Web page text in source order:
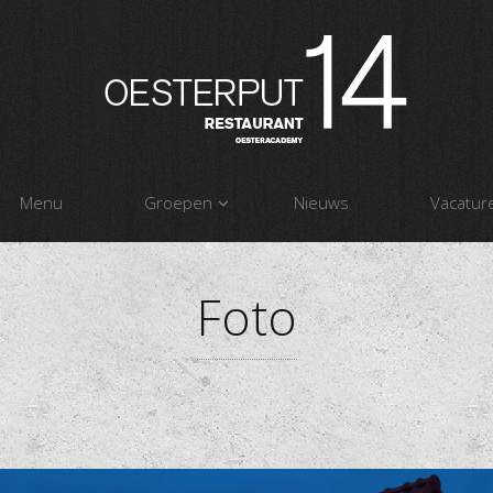
Menu Groepen Nieuws
Foto